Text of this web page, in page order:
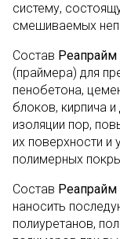
систему,
смешиваемых
Состав Реапрайм
(праймера) для
пенобетона,
блоков, кирпича
изоляции пор,
их поверхности и
полимерных
Состав Реапрайм
наносить
полиуретанов,